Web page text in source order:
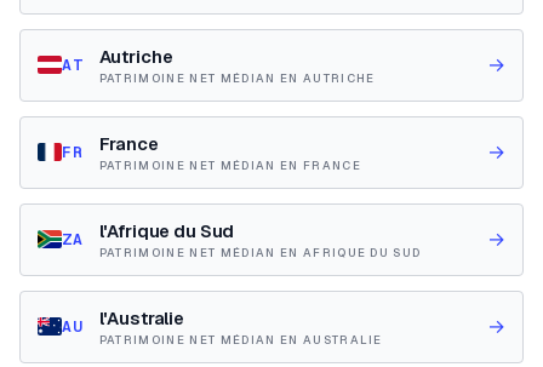
AT Autriche
PATRIMOINE NET MÉDIAN EN AUTRICHE →
FR France
PATRIMOINE NET MÉDIAN EN FRANCE →
ZA l'Afrique du Sud
PATRIMOINE NET MÉDIAN EN AFRIQUE DU SUD →
AU l'Australie
PATRIMOINE NET MÉDIAN EN AUSTRALIE →